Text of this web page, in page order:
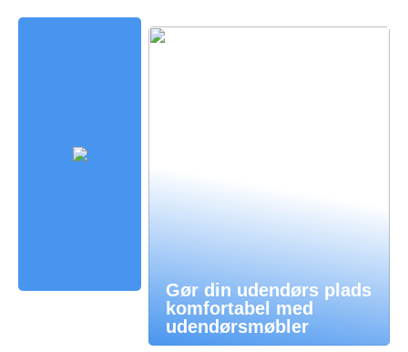
Gør din udendørs plads
komfortabel med
udendørsmøbler